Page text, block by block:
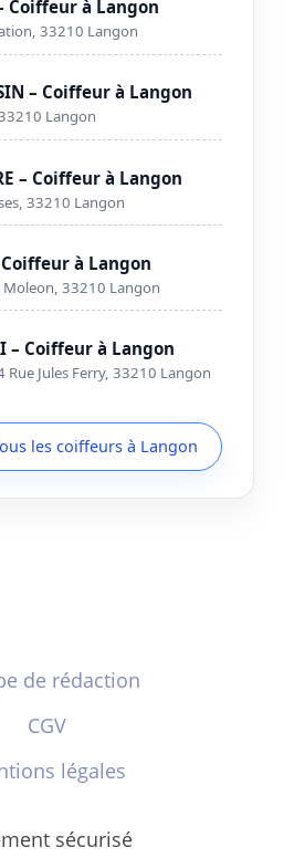
Coiffeur à Langon
33210 Langon
– Coiffeur à Langon
Langon
– Coiffeur à Langon
33210 Langon
Coiffeur à Langon
Moleon, 33210 Langon
– Coiffeur à Langon
Rue Jules Ferry, 33210 Langon
les coiffeurs à Langon
de rédaction
CGV
légales
sécurisé